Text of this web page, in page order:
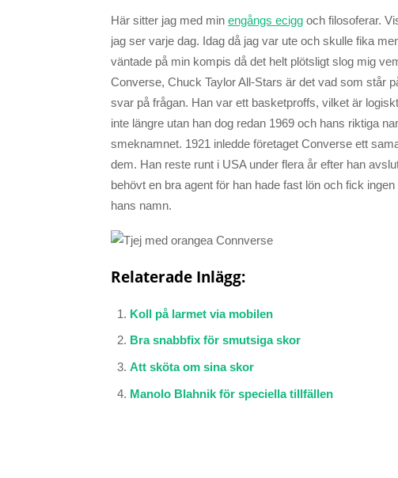
Här sitter jag med min engångs ecigg och filosoferar.
jag ser varje dag. Idag då jag var ute och skulle fika
väntade på min kompis då det helt plötsligt slog mig
Converse, Chuck Taylor All-Stars är det vad som står
svar på frågan. Han var ett basketproffs, vilket är
inte längre utan han dog redan 1969 och hans riktiga
smeknamnet. 1921 inledde företaget Converse ett
dem. Han reste runt i USA under flera år efter han
behövt en bra agent för han hade fast lön och fick
hans namn.
Relaterade Inlägg:
Koll på larmet via mobilen
Bra snabbfix för smutsiga skor
Att sköta om sina skor
Manolo Blahnik för speciella tillfällen